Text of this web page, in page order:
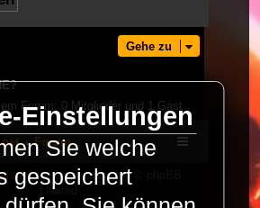
Gehe zu
Forum: 0 Mitglieder und 1 Gast
Forum
phpBB® Forum Software © phpBB
Limited
Einstellungen
Sie welche
gespeichert